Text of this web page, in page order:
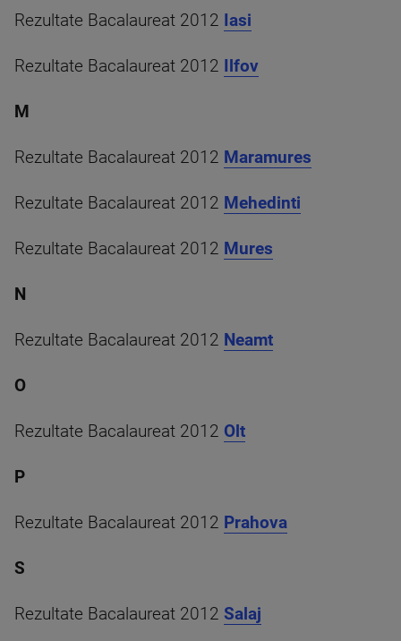
Rezultate Bacalaureat 2012 Iasi
Rezultate Bacalaureat 2012 Ilfov
M
Rezultate Bacalaureat 2012 Maramures
Rezultate Bacalaureat 2012 Mehedinti
Rezultate Bacalaureat 2012 Mures
N
Rezultate Bacalaureat 2012 Neamt
O
Rezultate Bacalaureat 2012 Olt
P
Rezultate Bacalaureat 2012 Prahova
S
Rezultate Bacalaureat 2012 Salaj